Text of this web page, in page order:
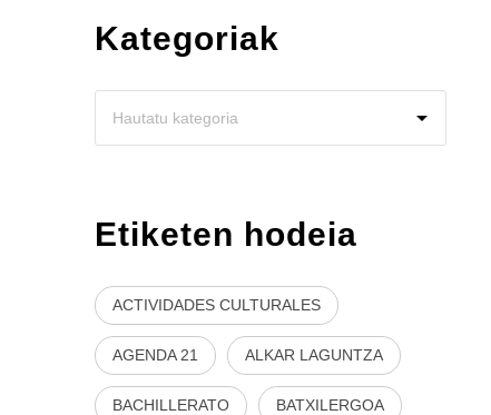
Kategoriak
Etiketen hodeia
ACTIVIDADES CULTURALES
AGENDA 21 ALKAR LAGUNTZA
BACHILLERATO BATXILERGOA